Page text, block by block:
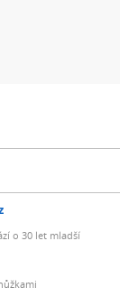
o 30 let mladší